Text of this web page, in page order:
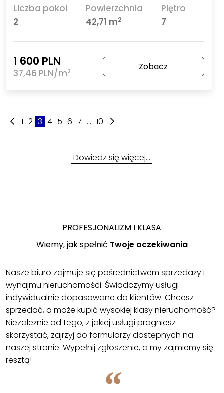
Liczba pokoi
2
Powierzchnia
42,71 m2
Piętro
7
1 600 PLN
37,46 PLN/m2 Zobacz
1 2 3 4 5 6 7 ... 10
Dowiedz się więcej…
PROFESJONALIZM I KLASA
Wiemy, jak spełnić Twoje oczekiwania
Nasze biuro zajmuje się pośrednictwem sprzedaży i
wynajmu nieruchomości. Świadczymy usługi
indywidualnie dopasowane do klientów. Chcesz
sprzedać, a może kupić wysokiej klasy nieruchomość?
Niezależnie od tego, z jakiej usługi pragniesz
skorzystać, zajrzyj do formularzy dostępnych na
naszej stronie. Wypełnij zgłoszenie, a my zajmiemy się
resztą!